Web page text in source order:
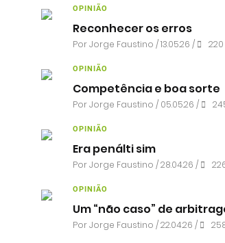
OPINIÃO
Reconhecer os erros
PorJorge Faustino / 13.05.26 / 220
OPINIÃO
Competência e boa sorte
PorJorge Faustino / 05.05.26 /
OPINIÃO
Era penálti sim
PorJorge Faustino / 28.04.26 /
OPINIÃO
Um “não caso” de
PorJorge Faustino / 22.04.26 /